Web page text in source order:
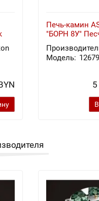
Печь-камин
"БОРН 8У"
Модель: 12679